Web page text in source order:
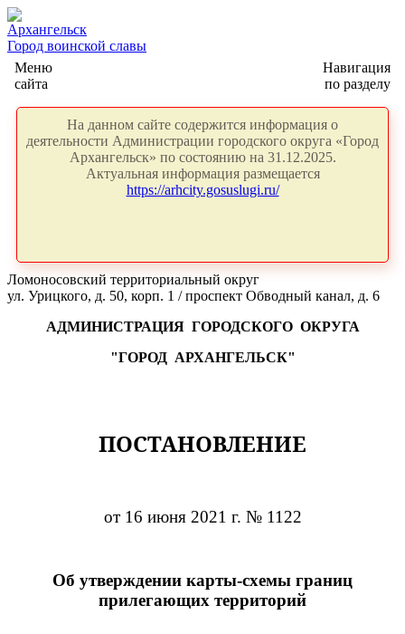
Архангельск
Город воинской славы
Меню
сайта
Навигация
по разделу
На данном сайте содержится информация о
деятельности Администрации городского округа «Город
Архангельск» по состоянию на 31.12.2025.
Актуальная информация размещается
https://arhcity.gosuslugi.ru/
Ломоносовский территориальный округ
ул. Урицкого, д. 50, корп. 1 / проспект Обводный канал, д. 6
АДМИНИСТРАЦИЯ ГОРОДСКОГО ОКРУГА
"ГОРОД АРХАНГЕЛЬСК"
ПОСТАНОВЛЕНИЕ
от 16 июня 2021 г. № 1122
Об утверждении карты-схемы границ
прилегающих территорий